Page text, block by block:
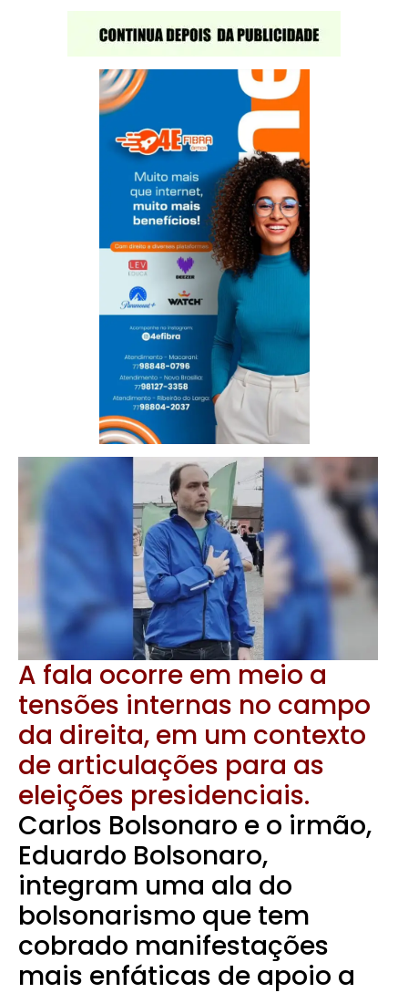
A fala ocorre em meio a
tensões internas no campo
da direita, em um contexto
de articulações para as
eleições presidenciais.
Carlos Bolsonaro e o irmão,
Eduardo Bolsonaro,
integram uma ala do
bolsonarismo que tem
cobrado manifestações
mais enfáticas de apoio a